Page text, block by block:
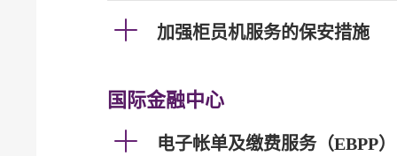
加强柜员机服务的保安措施
国际金融中心
电子帐单及缴费服务（EBPP）